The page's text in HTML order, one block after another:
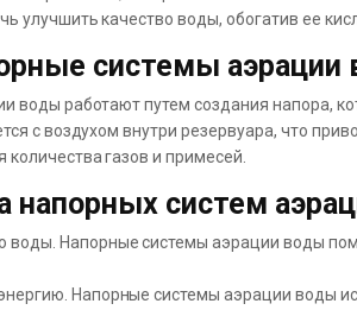
улучшить качество воды, обогатив ее
системы аэрации
воды работают путем создания напора,
с воздухом внутри резервуара, что
газов и примесей.
напорных систем
воды. Напорные системы аэрации воды
Напорные системы аэрации воды